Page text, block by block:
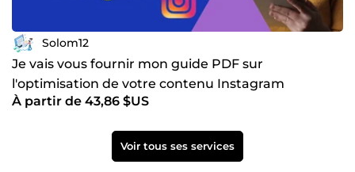
Solom12
Je vais vous fournir mon guide PDF sur
l'optimisation de votre contenu Instagram
À partir de 43,86 $US
Voir tous ses services